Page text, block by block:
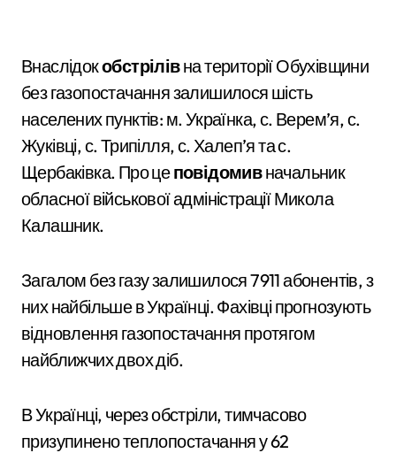
Внаслідокобстрілівна території Обухівщини
без газопостачання залишилося шість
населених пунктів: м. Українка, с. Верем’я, с.
Жуківці, с. Трипілля, с. Халеп’я та с.
Щербаківка. Про цеповідомивначальник
обласної військової адміністрації Микола
Калашник.
Загалом без газу залишилося 7911 абонентів, з
них найбільше в Українці. Фахівці прогнозують
відновлення газопостачання протягом
найближчих двох діб.
В Українці, через обстріли, тимчасово
призупинено теплопостачання у 62